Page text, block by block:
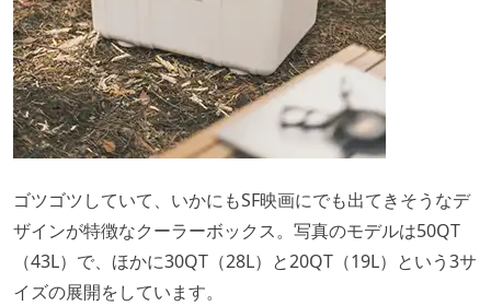
ゴツゴツしていて、いかにもSF映画にでも出てきそうなデ
ザインが特徴なクーラーボックス。写真のモデルは50QT
（43L）で、ほかに30QT（28L）と20QT（19L）という3サ
イズの展開をしています。